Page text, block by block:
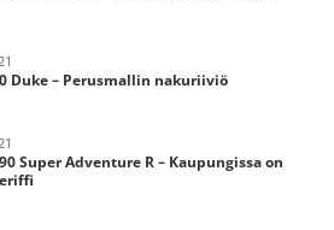
Duke – Perusmallin nakuriiviö
Super Adventure R – Kaupungissa on